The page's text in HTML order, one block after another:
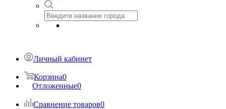
Личный кабинет
Корзина0
Отложенные0
Сравнение товаров0